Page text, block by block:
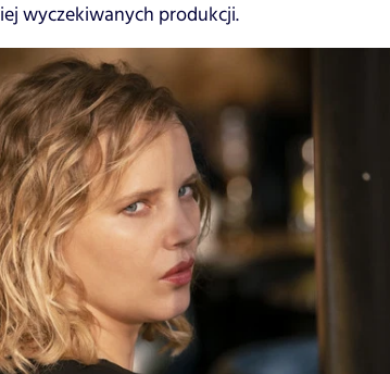
wyczekiwanych produkcji.